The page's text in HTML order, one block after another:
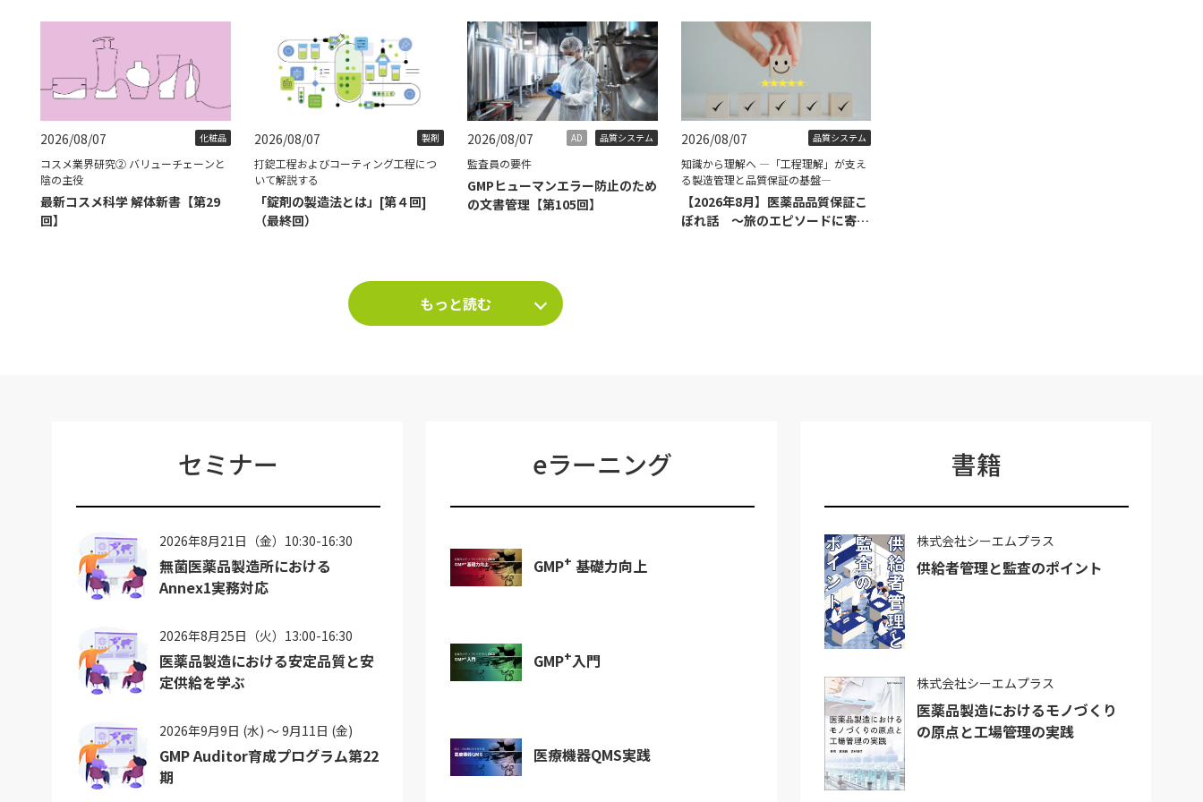
2026/08/07 化粧品
コスメ業界研究② バリューチェーンと
陰の主役
最新コスメ科学 解体新書【第29
回】
2026/08/07 製剤
打錠工程およびコーティング工程につ
いて解説する
「錠剤の製造法とは」[第４回]
（最終回）
2026/08/07 AD 品質システム
監査員の要件
GMPヒューマンエラー防止のため
の文書管理【第105回】
2026/08/07 品質システム
知識から理解へ ―「工程理解」が支え
る製造管理と品質保証の基盤―
【2026年8月】医薬品品質保証こ
ぼれ話 ～旅のエピソードに寄せ
もっと読む
セミナー
2026年8月21日（金）10:30-16:30
無菌医薬品製造所における
Annex1実務対応
2026年8月25日（火）13:00-16:30
医薬品製造における安定品質と安
定供給を学ぶ
2026年9月9日 (水) ～ 9月11日 (金)
GMP Auditor育成プログラム第22
期
eラーニング
GMP+ 基礎力向上
GMP+入門
医療機器QMS実践
書籍
株式会社シーエムプラス
供給者管理と監査のポイント
株式会社シーエムプラス
医薬品製造におけるモノづくり
の原点と工場管理の実践